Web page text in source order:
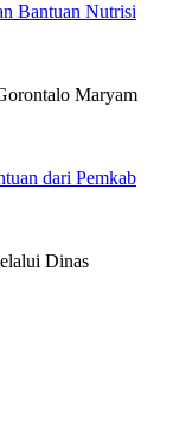
Bantuan Nutrisi
Maryam
dari Pemkab
Dinas